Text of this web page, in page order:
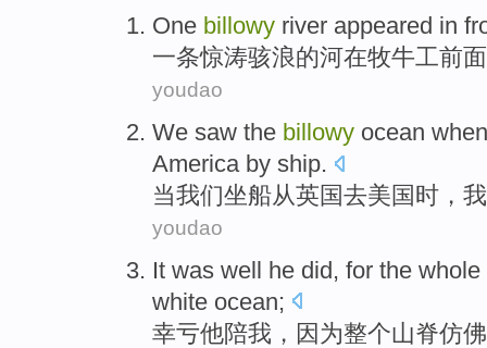
One billowy river appeared in
一条惊涛骇浪的河在牧牛工前面
youdao
We saw the billowy ocean when
Americaby ship.
当我们坐船从英国去美国时，
youdao
It was well he did, for the whole
white ocean;
幸亏他陪我， 因为整个山脊仿佛